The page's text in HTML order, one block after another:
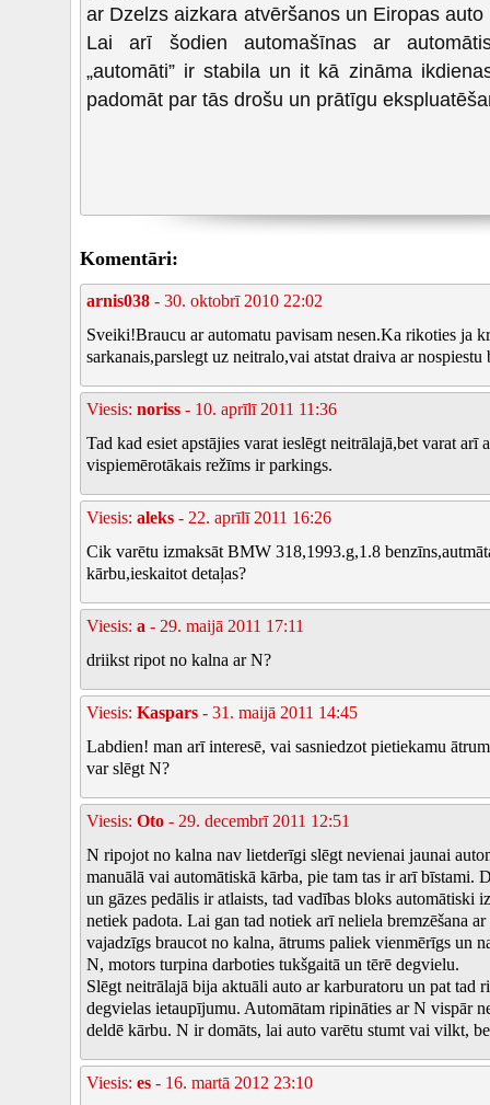
ar Dzelzs aizkara atvēršanos un Eiropas
Lai arī šodien automašīnas ar
„automāti” ir stabila un it kā zināma
padomāt par tās drošu un prātīgu
Komentāri:
arnis038 - 30. oktobrī 2010 22:02
Sveiki!Braucu ar automatu pavisam nesen.Ka rikoties ja
sarkanais,parslegt uz neitralo,vai atstat draiva ar nospiestu
Viesis: noriss - 10. aprīlī 2011 11:36
Tad kad esiet apstājies varat ieslēgt neitrālajā,bet varat arī
vispiemērotākais režīms ir parkings.
Viesis: aleks - 22. aprīlī 2011 16:26
Cik varētu izmaksāt BMW 318,1993.g,1.8
kārbu,ieskaitot detaļas?
Viesis: a - 29. maijā 2011 17:11
driikst ripot no kalna ar N?
Viesis: Kaspars - 31. maijā 2011 14:45
Labdien! man arī interesē, vai sasniedzot pietiekamu
var slēgt N?
Viesis: Oto - 29. decembrī 2011 12:51
N ripojot no kalna nav lietderīgi slēgt nevienai jaunai
manuālā vai automātiskā kārba, pie tam tas ir arī bīstami.
un gāzes pedālis ir atlaists, tad vadības bloks automātiski
netiek padota. Lai gan tad notiek arī neliela bremzēšana
vajadzīgs braucot no kalna, ātrums paliek vienmērīgs un
N, motors turpina darboties tukšgaitā un tērē degvielu.
Slēgt neitrālajā bija aktuāli auto ar karburatoru un pat tad
degvielas ietaupījumu. Automātam ripināties ar N vispār
deldē kārbu. N ir domāts, lai auto varētu stumt vai vilkt,
Viesis: es - 16. martā 2012 23:10